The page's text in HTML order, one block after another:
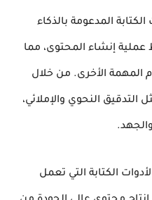
المدعومة بالذكاء
إنشاء المحتوى، مما
المهمة الأخرى. من خلال
التدقيق النحوي والإملائي،
الكتابة التي تعمل